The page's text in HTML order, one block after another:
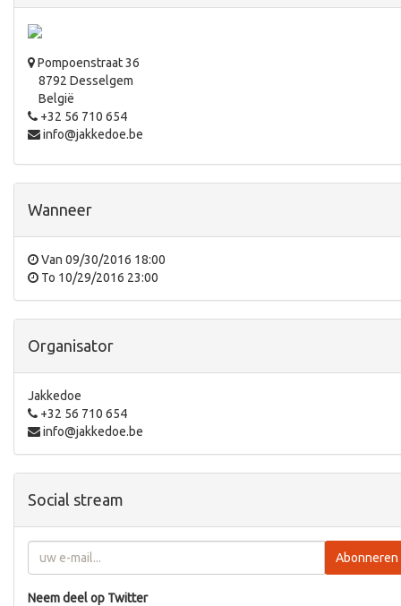
Pompoenstraat 36
8792 Desselgem
België
+32 56 710 654
info@jakkedoe.be
Wanneer
Van 09/30/2016 18:00
To 10/29/2016 23:00
Organisator
Jakkedoe
+32 56 710 654
info@jakkedoe.be
Social stream
Abonneren
Neem deel op Twitter